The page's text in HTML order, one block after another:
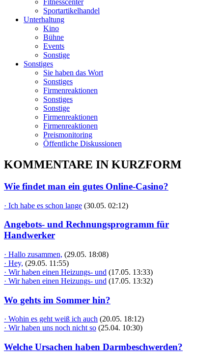
Fitnesscenter
Sportartikelhandel
Unterhaltung
Kino
Bühne
Events
Sonstige
Sonstiges
Sie haben das Wort
Sonstiges
Firmenreaktionen
Sonstiges
Sonstige
Firmenreaktionen
Firmenreaktionen
Preismonitoring
Öffentliche Diskussionen
KOMMENTARE IN KURZFORM
Wie findet man ein gutes Online-Casino?
· Ich habe es schon lange (30.05. 02:12)
Angebots- und Rechnungsprogramm für
Handwerker
· Hallo zusammen, (29.05. 18:08)
· Hey, (29.05. 11:55)
· Wir haben einen Heizungs- und (17.05. 13:33)
· Wir haben einen Heizungs- und (17.05. 13:32)
Wo gehts im Sommer hin?
· Wohin es geht weiß ich auch (20.05. 18:12)
· Wir haben uns noch nicht so (25.04. 10:30)
Welche Ursachen haben Darmbeschwerden?